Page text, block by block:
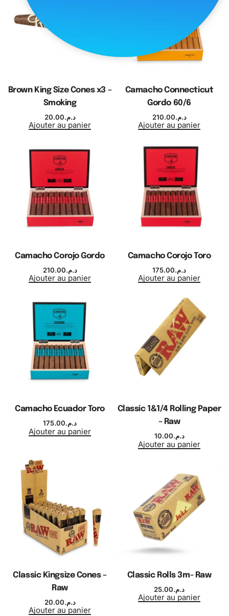
Brown King Size Cones x3 –
Smoking
د.م.20.00
Ajouter au panier
Camacho Connecticut
Gordo 60/6
د.م.210.00
Ajouter au panier
Camacho Corojo Gordo
د.م.210.00
Ajouter au panier
Camacho Corojo Toro
د.م.175.00
Ajouter au panier
Camacho Ecuador Toro
د.م.175.00
Ajouter au panier
Classic 1&1/4 Rolling Paper
– Raw
د.م.10.00
Ajouter au panier
Classic Kingsize Cones –
Raw
د.م.20.00
Ajouter au panier
Classic Rolls 3m- Raw
د.م.25.00
Ajouter au panier